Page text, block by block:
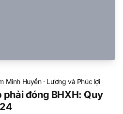
Minh Huyền· Lương và Phúc lợi
đóng BHXH: Quy